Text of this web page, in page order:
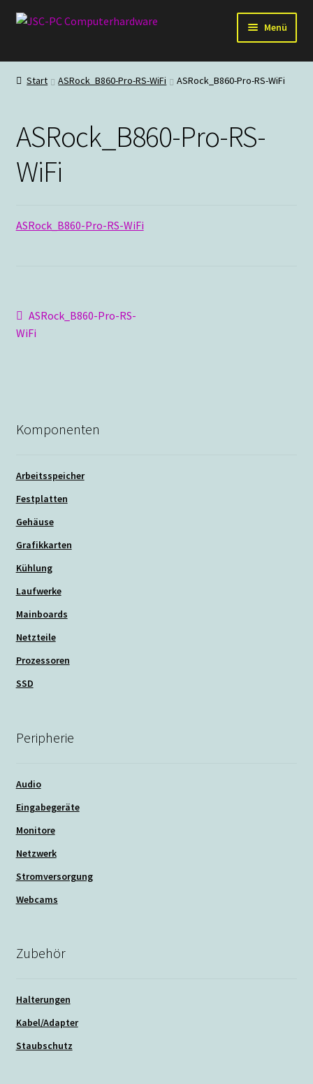
Zur
Zum
Menü
Hardware
Staubschutz
Outlet
Start ASRock_B860-Pro-RS-WiFi ASRock_B860-Pro-RS-WiFi
ASRock_B860-Pro-RS-
WiFi
ASRock_B860-Pro-RS-WiFi
Beitragsnavigation
Vorheriger
Beitrag:
ASRock_B860-Pro-RS-
WiFi
Komponenten
Arbeitsspeicher
Festplatten
Gehäuse
Grafikkarten
Kühlung
Laufwerke
Mainboards
Netzteile
Prozessoren
SSD
Peripherie
Audio
Eingabegeräte
Monitore
Netzwerk
Stromversorgung
Webcams
Zubehör
Halterungen
Kabel/Adapter
Staubschutz